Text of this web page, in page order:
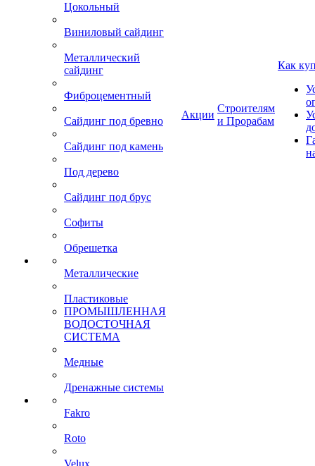
Цокольный
Виниловый сайдинг
Металлический
сайдинг
Фиброцементный
Сайдинг под бревно
Сайдинг под камень
Под дерево
Сайдинг под брус
Софиты
Обрешетка
Металлические
Пластиковые
ПРОМЫШЛЕННАЯ
ВОДОСТОЧНАЯ
СИСТЕМА
Медные
Дренажные системы
Fakro
Roto
Velux
Акции
Строителям
и Прорабам
Как